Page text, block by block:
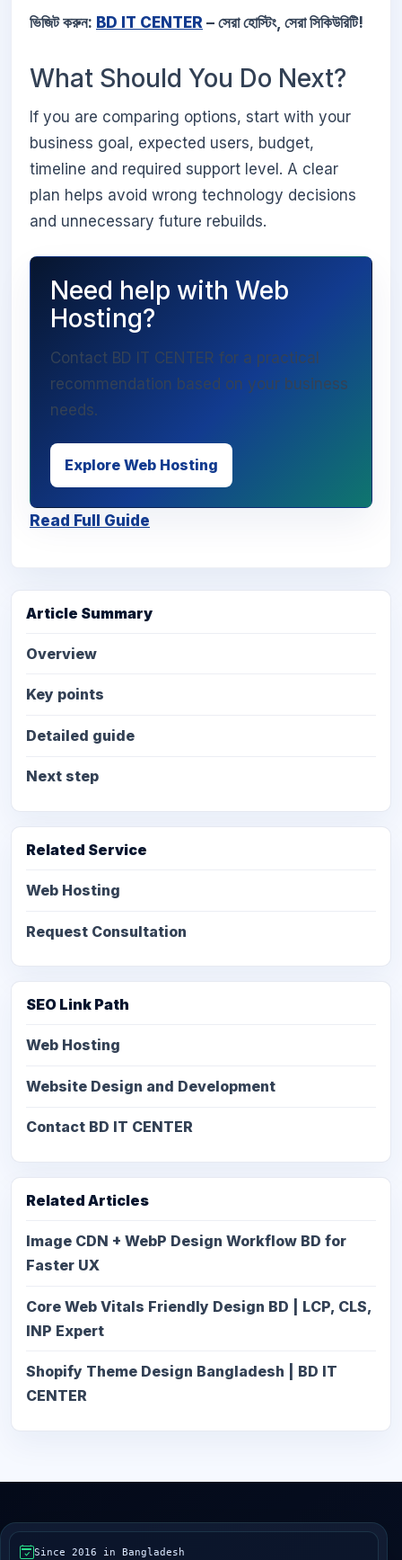
ভিজিট করুন: BD IT CENTER – সেরা হোস্টিং, সেরা সিকিউরিটি!
What Should You Do Next?
If you are comparing options, start with your
business goal, expected users, budget,
timeline and required support level. A clear
plan helps avoid wrong technology decisions
and unnecessary future rebuilds.
Need help with Web
Hosting?
Contact BD IT CENTER for a practical
recommendation based on your business
needs.
Explore Web Hosting
Read Full Guide
Article Summary
Overview
Key points
Detailed guide
Next step
Related Service
Web Hosting
Request Consultation
SEO Link Path
Web Hosting
Website Design and Development
Contact BD IT CENTER
Related Articles
Image CDN + WebP Design Workflow BD for
Faster UX
Core Web Vitals Friendly Design BD | LCP, CLS,
INP Expert
Shopify Theme Design Bangladesh | BD IT
CENTER
Since 2016 in Bangladesh